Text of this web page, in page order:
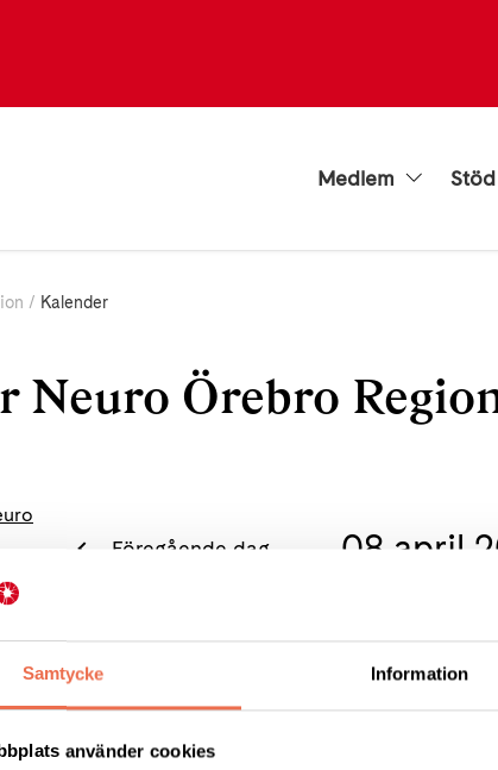
Samtycke Information
använder cookies
Medlem
Kalender
Neuro Örebro
Föregående dag 08 april